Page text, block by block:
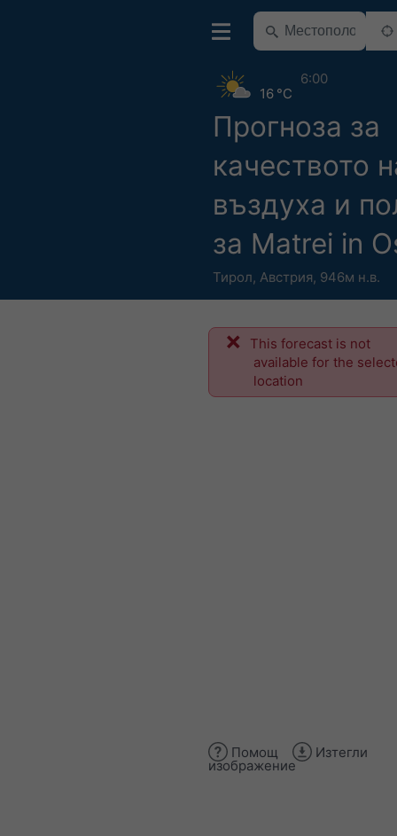
Прогноза за
качеството
въздуха и
за Matrei in
Тирол, Австрия, 946м н.в.
16 °C
6:00
This forecast is not
available for the
location
Помощ Изтегли
изображение